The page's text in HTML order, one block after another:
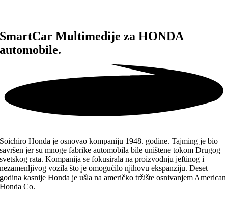
SmartCar Multimedije za HONDA
automobile.
Soichiro Honda je osnovao kompaniju 1948. godine. Tajming je bio
savršen jer su mnoge fabrike automobila bile uništene tokom Drugog
svetskog rata. Kompanija se fokusirala na proizvodnju jeftinog i
nezamenljivog vozila što je omogućilo njihovu ekspanziju. Deset
godina kasnije Honda je ušla na američko tržište osnivanjem American
Honda Co.